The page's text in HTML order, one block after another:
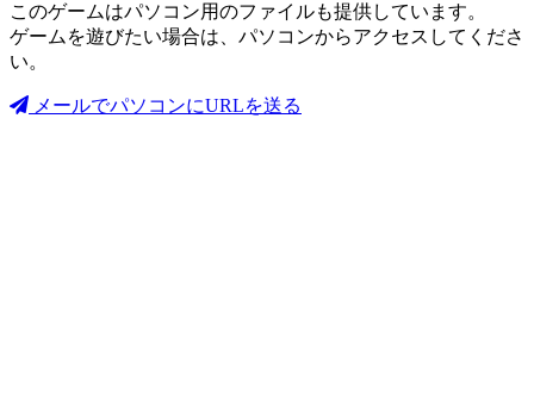
このゲームはパソコン用のファイルも提供しています。
ゲームを遊びたい場合は、パソコンからアクセスしてくださ
い。
メールでパソコンにURLを送る